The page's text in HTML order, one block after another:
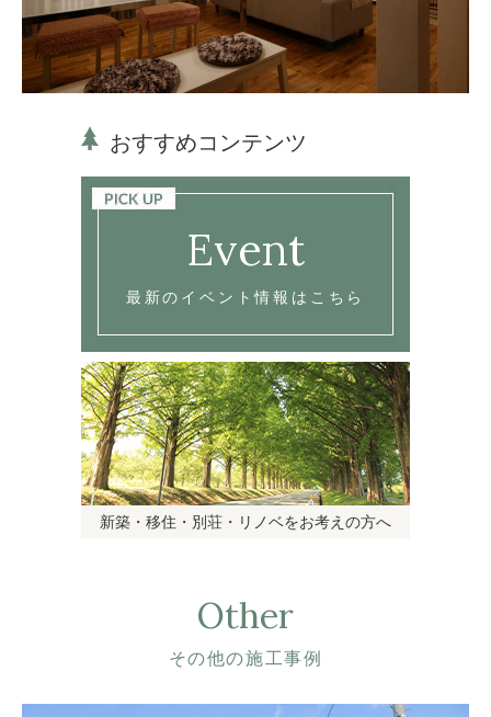
おすすめコンテンツ
Event
最新のイベント情報はこちら
新築・移住・別荘・リノベをお考えの方へ
Other
その他の施工事例